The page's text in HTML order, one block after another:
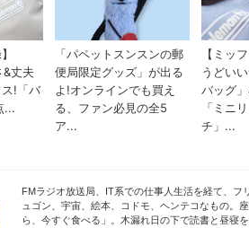
林 美由紀FMラジオ放送局、IT系での仕事人生活を経て、
ュゴン、宇宙、絵本、コドモ、ヘンテコなもの。
ら、今すぐ食べる」。木漏れ日の下で読書と昼寝